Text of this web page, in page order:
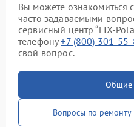
Вы можете
часто задаваемыми
сервисный центр “FIX-
телефону+7 (800) 301-
свой вопрос.
Общие
Вопросы по